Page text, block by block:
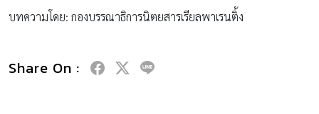
บทความโดย: กองบรรณาธิการนิตยสารเรียลพาเรนติ้ง
Share On :